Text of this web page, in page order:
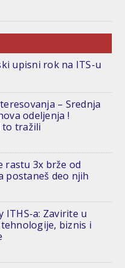
upisni rok na ITS-u
– Srednja
odeljenja !
to tražili
rastu 3x brže od
postaneš deo njih
ITHS-a: Zavirite u
biznis i